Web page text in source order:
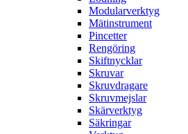
Modularverktyg
Mätinstrument
Pincetter
Rengöring
Skiftnycklar
Skruvar
Skruvdragare
Skruvmejslar
Skärverktyg
Säkringar